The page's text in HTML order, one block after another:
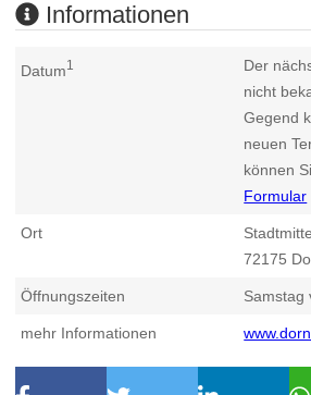
Informationen
Datum1
Der
nicht
Gegend
neuen
können
Formular
Ort
Stadtmitte
72175
Öffnungszeiten Samstag
mehr Informationen